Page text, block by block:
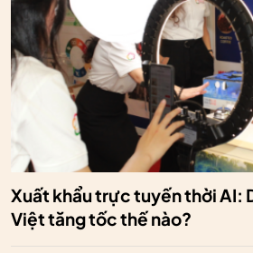
Xuất khẩu trực tuyến thời AI:
Việt tăng tốc thế nào?